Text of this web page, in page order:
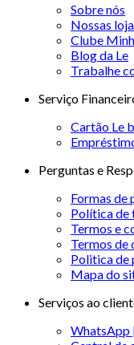
Sobre nós
Nossas
Clube
Blog da Le
Trabalhe
Serviço
Cartão Le
Perguntas e
Formas de
Política de
Termos e
Termos de
Politica de
Mapa do
Serviços ao
WhatsApp